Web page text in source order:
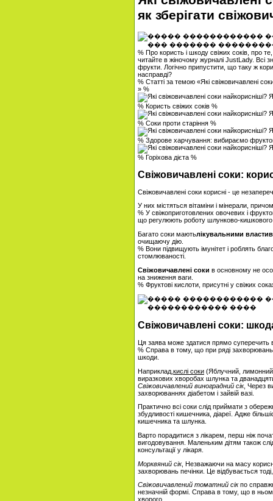
як зберігати
% Про користь і шкоду свіжих соків, про
читайте в жіночому журналі JustLady. Всі
фрукти. Логічно припустити, що таку ж
насправді?
% Статті за темою «Які свіжовичавлені
» %
% Користь свіжих соків %
% Соки проти старіння %
% Здорове харчування: вибираємо
% Горіхова дієта %
Свіжовичавлені соки:
Свіжовичавлені соки корисні - це
У них містяться вітаміни і мінерали,
% У свіжоприготовлених овочевих і
що регулюють роботу шлунково-кишкового
Багато соки маютьлікувальними
очищаючу дію.
% Вони підвищують імунітет і роблять
стомлюваності.
Свіжовичавлені соки в основному не
на зниження ваги.
% Фруктові кислоти, присутні у свіжих
Свіжовичавлені соки:
Ця заява може здатися прямо суперечить
% Справа в тому, що при ряді захворювань
шкоди.
Наприклад, кислі соки (Яблучний,
виразкових хворобах шлунка та
Свіжовичавлений виноградний сік, Через
захворюваннях діабетом і зайвій вазі.
Практично всі соки слід приймати з
збудливості кишечника, діареї. Адже
кишечника та шлунка.
Варто порадитися з лікарем, перш ніж
вигодовування. Маленьким дітям також
консультації у лікаря.
Морквяний сік, Незважаючи на масу
захворювань печінки. Це відбувається
Свіжовичавлений томатний сікпо
незначній формі. Справа в тому, що в
хворого.